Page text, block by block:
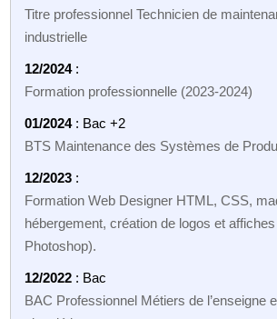
Titre professionnel Technicien de
industrielle
12/2024:
Formation professionnelle (2023‑2024)
01/2024: Bac +2
BTS Maintenance des Systèmes de
12/2023 :
Formation Web Designer HTML, CSS,
hébergement, création de logos et
Photoshop).
12/2022 : Bac
BAC Professionnel Métiers de l’enseigne